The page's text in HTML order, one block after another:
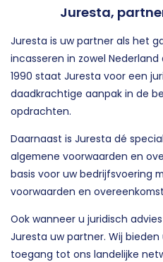
Juresta,
Juresta is uw partner als het
incasseren in zowel
1990 staat Juresta voor een
daadkrachtige aanpak in de
opdrachten.
Daarnaast is Juresta dé
algemene voorwaarden en
basis voor uw bedrijfsvoering
voorwaarden en
Ook wanneer u juridisch
Juresta uw partner. Wij
toegang tot ons landelijke